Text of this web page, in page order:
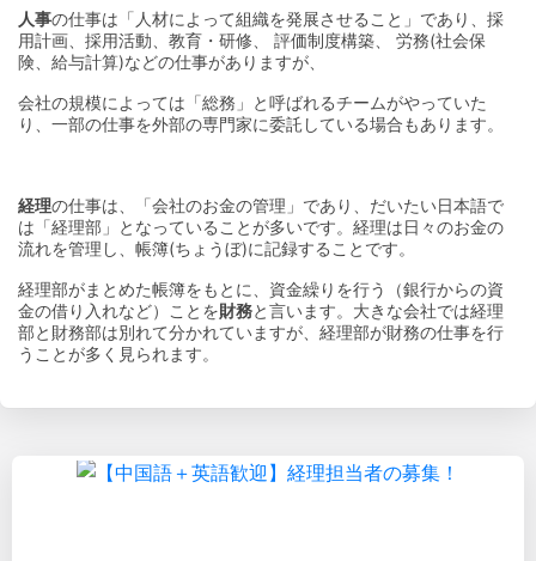
人事の仕事は「人材によって組織を発展させること」であり、採
用計画、採用活動、教育・研修、 評価制度構築、 労務(社会保
険、給与計算)などの仕事がありますが、
会社の規模によっては「総務」と呼ばれるチームがやっていた
り、一部の仕事を外部の専門家に委託している場合もあります。
経理の仕事は、「会社のお金の管理」であり、だいたい日本語で
は「経理部」となっていることが多いです。経理は日々のお金の
流れを管理し、帳簿(ちょうぼ)に記録することです。
経理部がまとめた帳簿をもとに、資金繰りを行う（銀行からの資
金の借り入れなど）ことを財務と言います。大きな会社では経理
部と財務部は別れて分かれていますが、経理部が財務の仕事を行
うことが多く見られます。